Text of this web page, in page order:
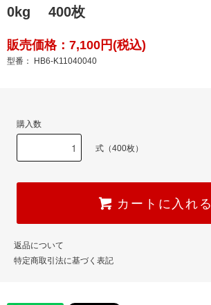
0kg 400枚
販売価格：7,100円(税込)
型番： HB6-K11040040
購入数
式（400枚）
カートに入れる
返品について
特定商取引法に基づく表記